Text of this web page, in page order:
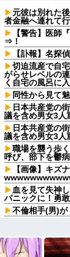
元彼は別れた
者金融へ連れて
【警告】医師
⇒！
【訃報】名探
切迫流産で自
がらせレベルの
く自宅の風呂に
同性から見て
日本共産党の
議を含め男女3人
日本共産党の
議を含め男女3人
職場を襲う歩
呼び、部下を鬱
【画像】キズ
血を見て失神
パニックに！勇
不倫相手(男)が
取り放題でて
う、、、